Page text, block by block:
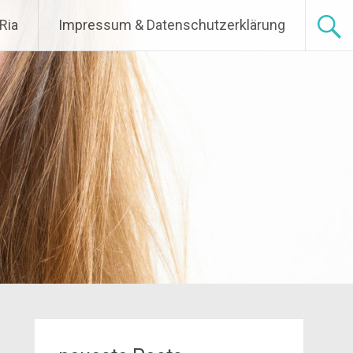
Ria Impressum & Datenschutzerklärung